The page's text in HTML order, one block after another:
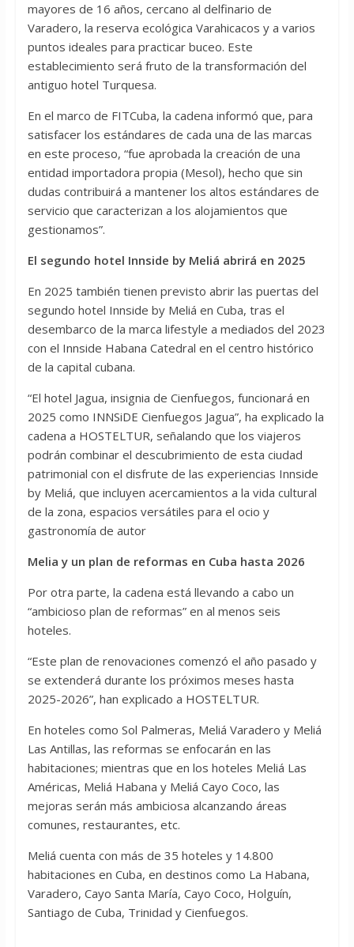
mayores de 16 años, cercano al delfinario de
Varadero, la reserva ecológica Varahicacos y a varios
puntos ideales para practicar buceo. Este
establecimiento será fruto de la transformación del
antiguo hotel Turquesa.
En el marco de FITCuba, la cadena informó que, para
satisfacer los estándares de cada una de las marcas
en este proceso, “fue aprobada la creación de una
entidad importadora propia (Mesol), hecho que sin
dudas contribuirá a mantener los altos estándares de
servicio que caracterizan a los alojamientos que
gestionamos”.
El segundo hotel Innside by Meliá abrirá en 2025
En 2025 también tienen previsto abrir las puertas del
segundo hotel Innside by Meliá en Cuba, tras el
desembarco de la marca lifestyle a mediados del 2023
con el Innside Habana Catedral en el centro histórico
de la capital cubana.
“El hotel Jagua, insignia de Cienfuegos, funcionará en
2025 como INNSiDE Cienfuegos Jagua”, ha explicado la
cadena a HOSTELTUR, señalando que los viajeros
podrán combinar el descubrimiento de esta ciudad
patrimonial con el disfrute de las experiencias Innside
by Meliá, que incluyen acercamientos a la vida cultural
de la zona, espacios versátiles para el ocio y
gastronomía de autor
Melia y un plan de reformas en Cuba hasta 2026
Por otra parte, la cadena está llevando a cabo un
“ambicioso plan de reformas” en al menos seis
hoteles.
“Este plan de renovaciones comenzó el año pasado y
se extenderá durante los próximos meses hasta
2025-2026”, han explicado a HOSTELTUR.
En hoteles como Sol Palmeras, Meliá Varadero y Meliá
Las Antillas, las reformas se enfocarán en las
habitaciones; mientras que en los hoteles Meliá Las
Américas, Meliá Habana y Meliá Cayo Coco, las
mejoras serán más ambiciosa alcanzando áreas
comunes, restaurantes, etc.
Meliá cuenta con más de 35 hoteles y 14.800
habitaciones en Cuba, en destinos como La Habana,
Varadero, Cayo Santa María, Cayo Coco, Holguín,
Santiago de Cuba, Trinidad y Cienfuegos.